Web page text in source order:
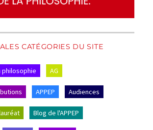
CATÉGORIES DU SITE
philosophie AG
APPEP Audiences
Blog de l'APPEP